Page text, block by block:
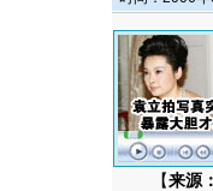
【来源